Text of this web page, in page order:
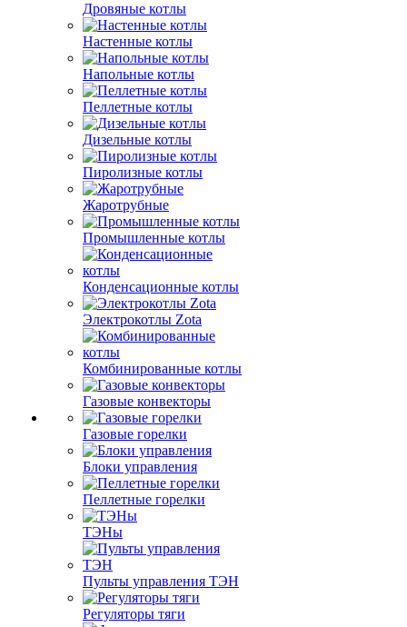
Дровяные котлы
Настенные котлы
Напольные котлы
Пеллетные котлы
Дизельные котлы
Пиролизные котлы
Жаротрубные
Промышленные котлы
Конденсационные котлы
Электрокотлы Zota
Комбинированные котлы
Газовые конвекторы
Газовые горелки
Блоки управления
Пеллетные горелки
ТЭНы
Пульты управления ТЭН
Регуляторы тяги